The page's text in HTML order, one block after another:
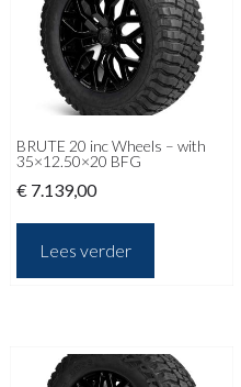
BRUTE 20 inc Wheels – with
35×12.50×20 BFG
€ 7.139,00
Lees verder